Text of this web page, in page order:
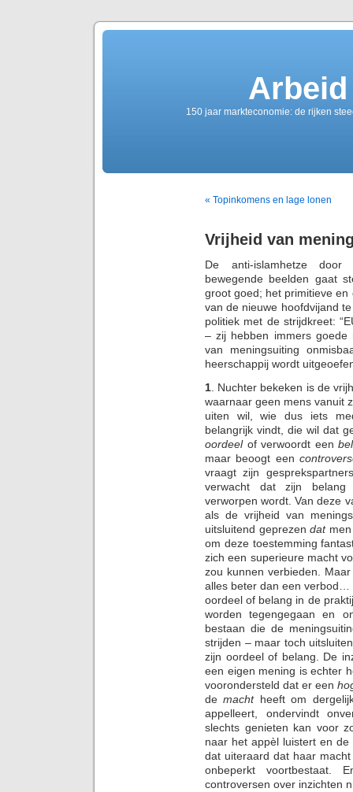
150 jaar markteconomie: de rijken
« Topinkomens en lage lonen
Vrijheid van
De anti-islamhetze door
bewegende beelden gaat
groot goed; het primitieve
van de nieuwe hoofdvijand
politiek met de strijdkreet:
– zij hebben immers
van meningsuiting
heerschappij wordt
1 . Nuchter bekeken is de
waarnaar geen mens vanuit
uiten wil, wie dus iets
belangrijk vindt, die wil dat
oordeelof verwoordt een
maar beoogt een
vraagt zijn
verwacht dat zijn
verworpen wordt. Van deze
als de vrijheid van
uitsluitend geprezendatmen
om deze toestemming
zich een superieure macht
zou kunnen verbieden.
alles beter dan een verbod…
oordeel of belang in de
worden tegengegaan en
bestaan die de
strijden – maar toch
zijn oordeel of belang. De
een eigen mening is echter
voorondersteld dat er een
de machtheeft om
appelleert, ondervindt
slechts genieten kan voor
naar het appèl luistert en
dat uiteraard dat haar
onbeperkt voortbestaat.
controversen over inzichten